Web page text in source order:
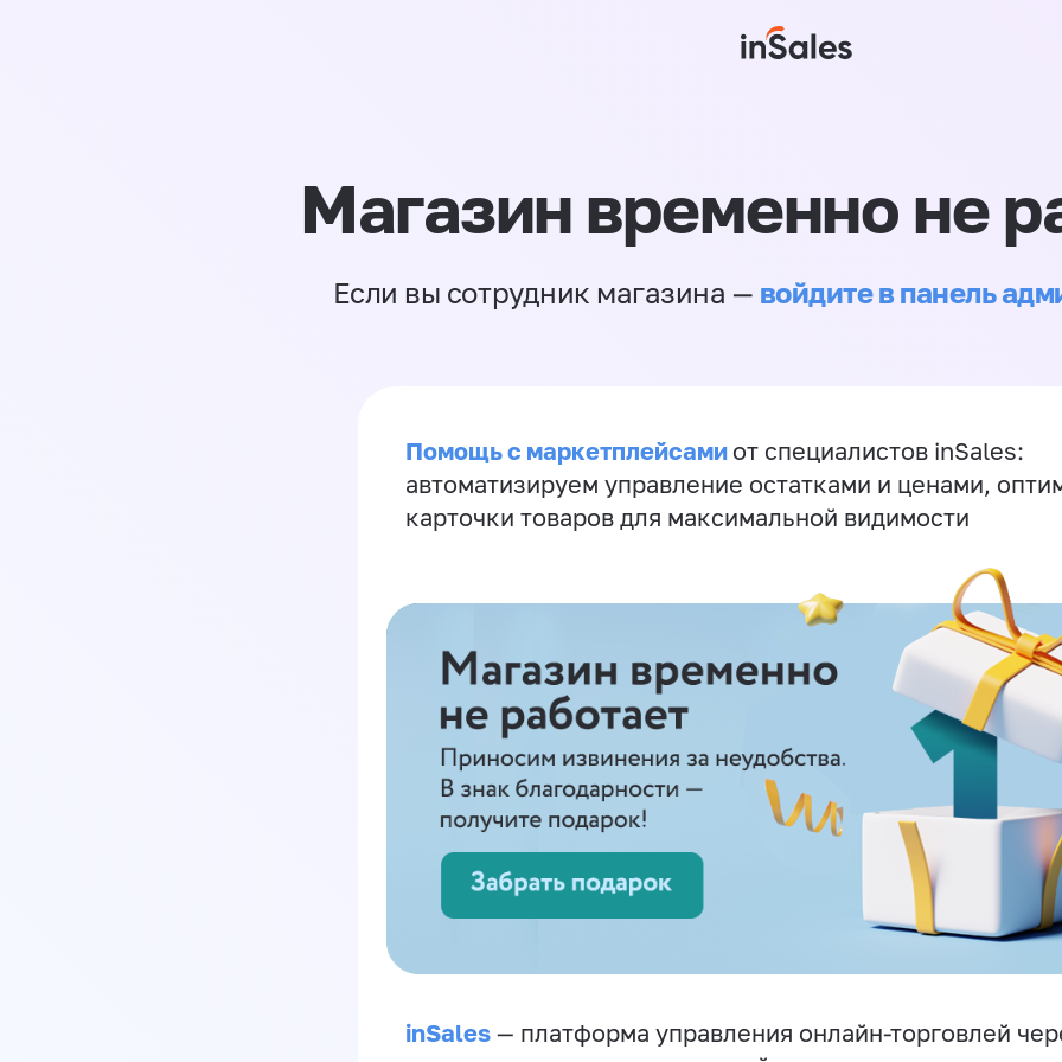
Магазин временно не
Если вы сотрудник магазина — войдите в панель
Помощь с маркетплейсами от специалистов inSales:
автоматизируем управление остатками и ценами,
карточки товаров для максимальной видимости
inSales — платформа управления онлайн-торговлей